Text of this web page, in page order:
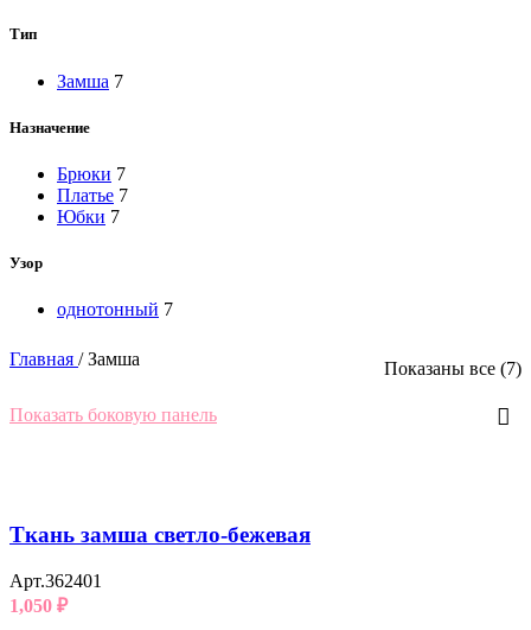
Тип
Замша 7
Назначение
Брюки 7
Платье 7
Юбки 7
Узор
однотонный 7
Главная / Замша Показаны все (7)
Показать боковую панель
Ткань замша светло-бежевая
Арт.362401
1,050 ₽